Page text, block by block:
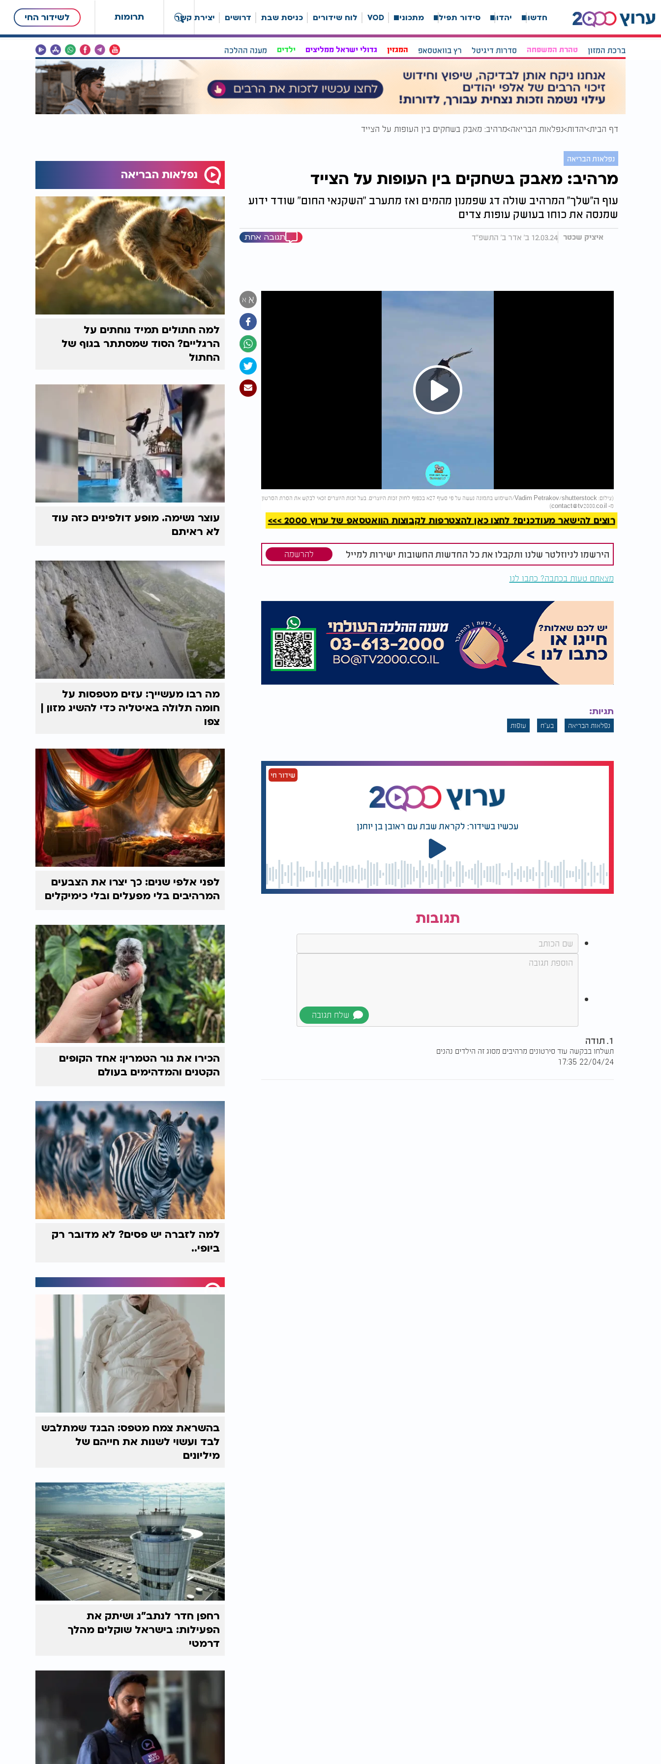
תרומות לשידור החי חדשות יהדות סידור תפילה מתכונים VOD לוח שידורים כניסת שבת דרושים יצירת קשר
ברכת המזון טהרת המשפחה סדרות דיגיטל רץ בוואטסאפ המגזין גדולי ישראל ממליצים ילדים מענה ההלכה
דף הבית יהדות נפלאות הבריאה מרהיב: מאבק בשחקים בין העופות על הצייד
נפלאות הבריאה
מרהיב: מאבק בשחקים בין העופות על הצייד
עוף ה''שלך'' המרהיב שולה דג שפמנון מהמים ואז מתערב "השקנאי החום" שודד ידוע
שמנסה את כוחו בעושק עופות צדים
איציק שכטר 12.03.24 ב' אדר ב' התשפ"ד תגובה אחת
א א
Play
Video
(צילום: Vadim Petrakov/shutterstock/השימוש בתמונה נעשה על פי סעיף 27א בכפוף לחוק זכות היוצרים. בעל זכות היוצרים זכאי לבקש את הסרת הסרטון
מ- contact@tv2000.co.il
)
להמשך קריאה
רוצים להישאר מעודכנים? לחצו כאן להצטרפות לקבוצות הוואטסאפ של ערוץ 2000 >>>
הירשמו לניוזלטר שלנו ותקבלו את כל החדשות החשובות ישירות למייל להרשמה
מצאתם טעות בכתבה? כתבו לנו
תגיות:
נפלאות הבריאה בע"ח עופות
שידור חי
עכשיו בשידור: לקראת שבת עם ראובן בן יוחנן
תגובות
1. תודה
תשלחו בבקשה עוד סירטונים מרהיבים מסוג זה הילדים נהנים
22/04/24 17:35
נפלאות הבריאה
למה חתולים תמיד נוחתים על
הרגליים? הסוד שמסתתר בגוף של
החתול
עוצר נשימה. מופע דולפינים כזה עוד
לא ראיתם
מה רבו מעשייך: עזים מטפסות על
חומה תלולה באיטליה כדי להשיג מזון |
צפו
לפני אלפי שנים: כך יצרו את הצבעים
המרהיבים בלי מפעלים ובלי כימיקלים
הכירו את גור הטמרין: אחד הקופים
הקטנים והמדהימים בעולם
למה לזברה יש פסים? לא מדובר רק
ביופי..
בהשראת צמח מטפס: הבגד שמתלבש
לבד ועשוי לשנות את חייהם של
מיליונים
רחפן חדר לנתב"ג ושיתק את
הפעילות: בישראל שוקלים מהלך
דרמטי